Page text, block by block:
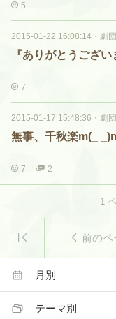
5
2015-01-22 16:08:14 ・ 劇
『ありがとうござい
7
2015-01-17 15:48:36 ・ 劇
無事、千秋楽m(_
7 2
1
前のペ
月別
テーマ別